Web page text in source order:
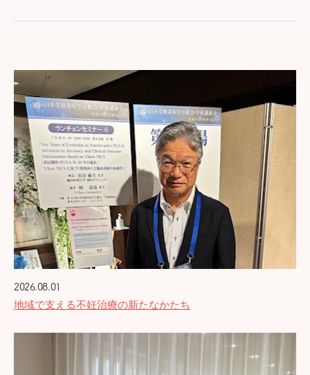
2026.08.01
地域で支える不妊治療の新たなかたち